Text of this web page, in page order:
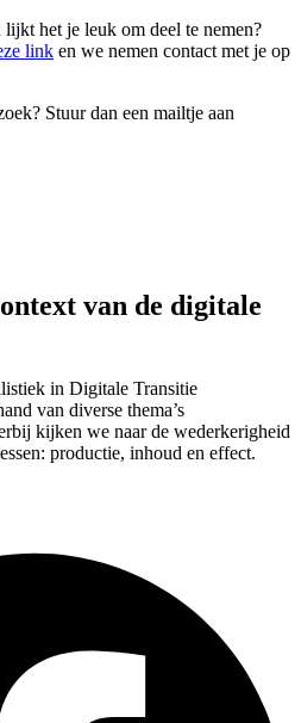
het je leuk om deel te nemen?
link en we nemen contact met je op
Stuur dan een mailtje aan
van de digitale
in Digitale Transitie
van diverse thema’s
kijken we naar de wederkerigheid
productie, inhoud en effect.